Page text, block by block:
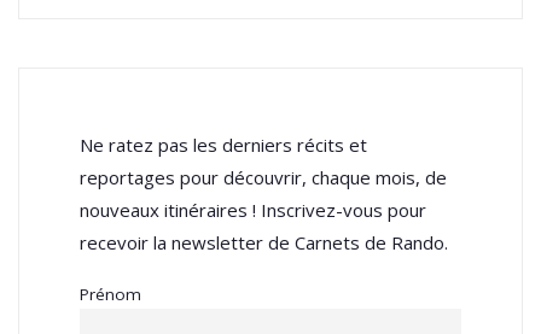
Ne ratez pas les derniers récits et
reportages pour découvrir, chaque mois, de
nouveaux itinéraires ! Inscrivez-vous pour
recevoir la newsletter de Carnets de Rando.
Prénom